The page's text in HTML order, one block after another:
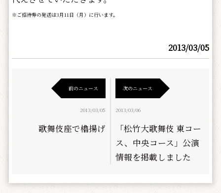
※ご招待券の発送は3月11日（月）に行います。
2013/03/05
前のニュース
2013/03/05
歌舞伎座で櫓揚げ
次のニュース
2013/03/06
「松竹大歌舞伎 東コー
ス、中央コース」公演
情報を掲載しました